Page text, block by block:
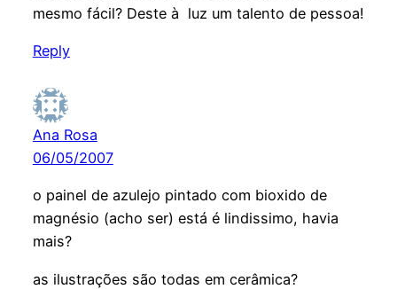
mesmo fácil? Deste à luz um talento de pessoa!
Reply
Ana Rosa
06/05/2007
o painel de azulejo pintado com bioxido de
magnésio (acho ser) está é lindissimo, havia
mais?
as ilustrações são todas em cerâmica?